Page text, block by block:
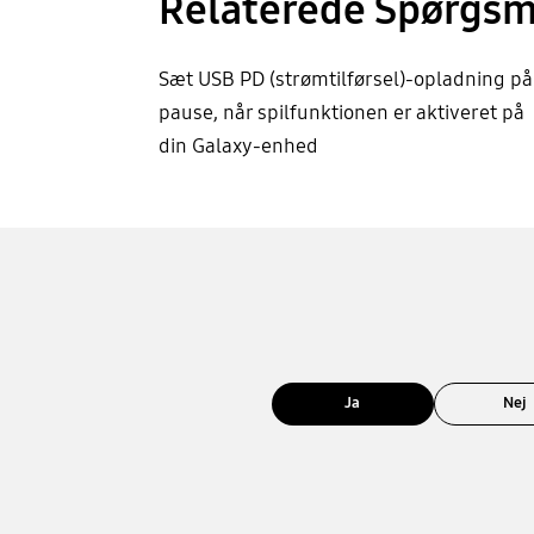
Relaterede
Sæt USB PD (strømtilførsel)-opladning på
pause, når spilfunktionen er aktiveret på
din Galaxy-enhed
Ja Nej